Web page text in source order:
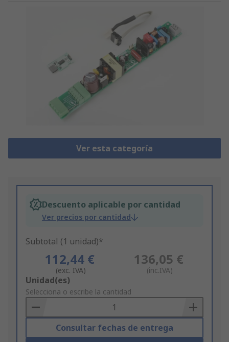
Ver esta categoría
Descuento aplicable por cantidad
Ver precios por cantidad
Subtotal (1 unidad)*
112,44 €
(exc. IVA)
136,05 €
(inc.IVA)
Add
to
Basket
Unidad(es)
Selecciona o escribe la cantidad
Consultar fechas de entrega